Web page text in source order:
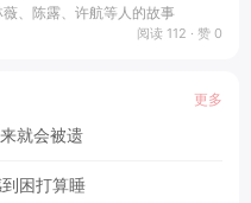
、陈露、许航等人的故事
阅读 112 · 赞 0
更多
就会被遗
困打算睡